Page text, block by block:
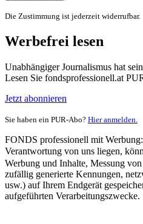
Die Zustimmung ist jederzeit widerrufbar.
Werbefrei lesen
Unabhängiger Journalismus hat
Lesen Sie fondsprofessionell.at
Jetzt abonnieren
Sie haben ein PUR-Abo? Hier anmelden.
FONDS professionell mit
Verantwortung von uns liegen,
Werbung und Inhalte, Messung
zufällig generierte Kennungen,
usw.) auf Ihrem Endgerät
aufgeführten Verarbeitungszwecke.